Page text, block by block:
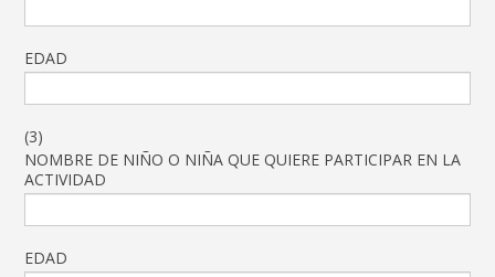
EDAD
(3)
NOMBRE DE NIÑO O NIÑA QUE QUIERE PARTICIPAR EN LA
ACTIVIDAD
EDAD